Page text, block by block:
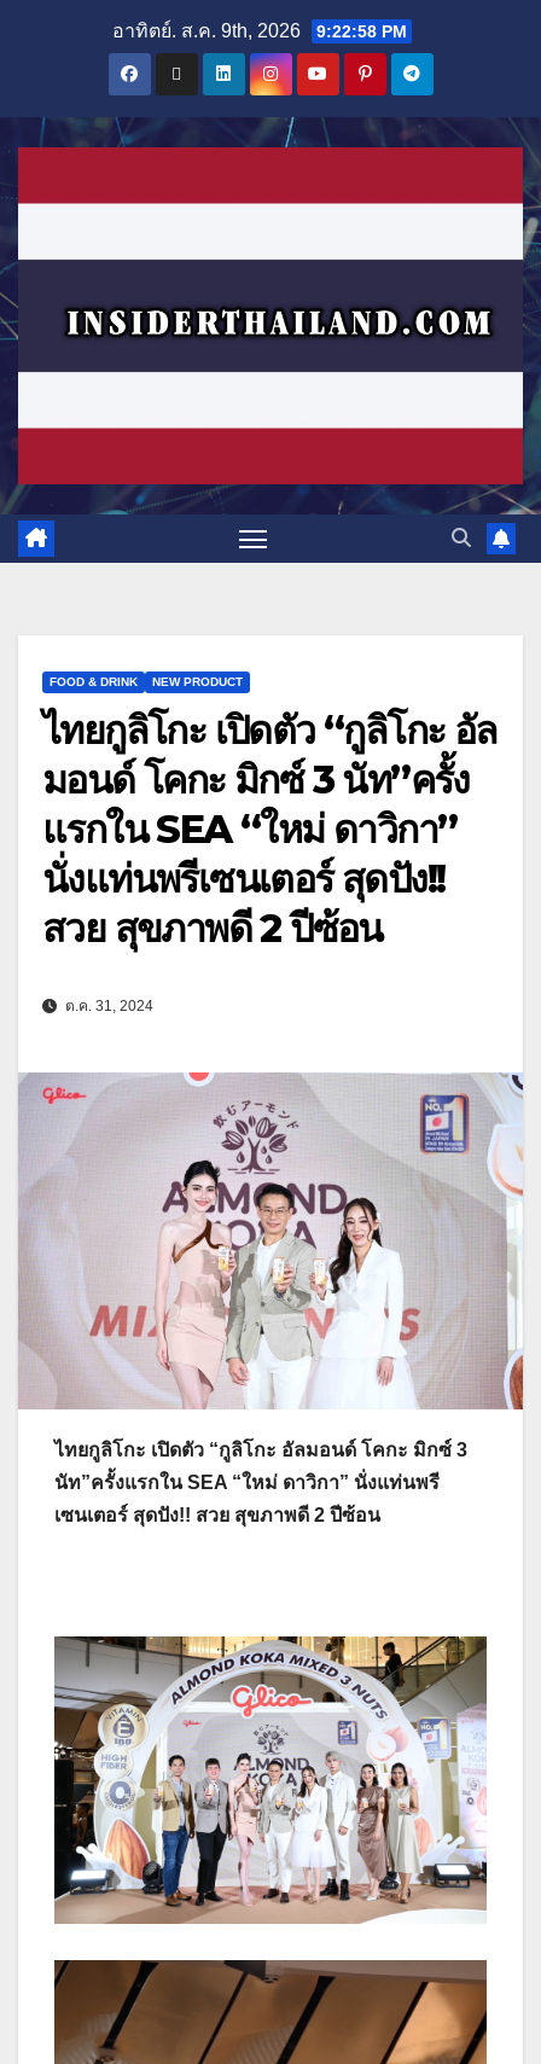
อาทิตย์. ส.ค. 9th, 2026 9:22:59 PM
FOOD & DRINK NEW PRODUCT
ไทยกูลิโกะ เปิดตัว “กูลิโกะ อัล
มอนด์ โคกะ มิกซ์ 3 นัท”ครั้ง
แรกใน SEA “ใหม่ ดาวิกา”
นั่งแท่นพรีเซนเตอร์ สุดปัง!!
สวย สุขภาพดี 2 ปีซ้อน
ต.ค. 31, 2024
ไทยกูลิโกะ เปิดตัว “กูลิโกะ อัลมอนด์ โคกะ มิกซ์ 3
นัท”ครั้งแรกใน SEA “ใหม่ ดาวิกา” นั่งแท่นพรี
เซนเตอร์ สุดปัง!! สวย สุขภาพดี 2 ปีซ้อน